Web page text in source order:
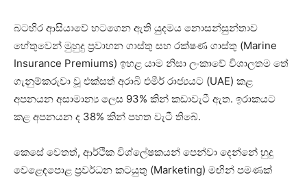
බටහිර ආසියාවේ හටගෙන ඇති යුදමය නොසන්සුන්තාව
හේතුවෙන් මුහුදු ප්‍රවාහන ගාස්තු සහ රක්ෂණ ගාස්තු (Marine
Insurance Premiums) ඉහළ යාම නිසා ලංකාවේ විශාලතම තේ
ගැනුම්කරුවා වූ එක්සත් අරාබි එමීර් රාජ්‍යයට (UAE) කළ
අපනයන අසාමාන්‍ය ලෙස 93% කින් කඩාවැටී ඇත. ඉරාකයට
කළ අපනයන ද 38% කින් පහත වැටී තිබේ.
කෙසේ වෙතත්, ආර්ථික විශ්ලේෂකයන් පෙන්වා දෙන්නේ හුදු
වෙළෙඳපොළ ප්‍රවර්ධන කටයුතු (Marketing) මඟින් පමණක්